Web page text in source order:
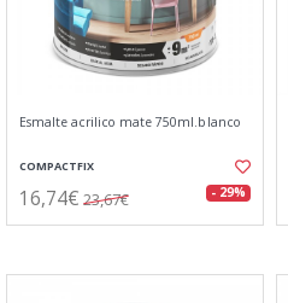
Esmalte acrilico mate 750ml.blanco
COMPACTFIX
16,74€ 23,67€ - 29%